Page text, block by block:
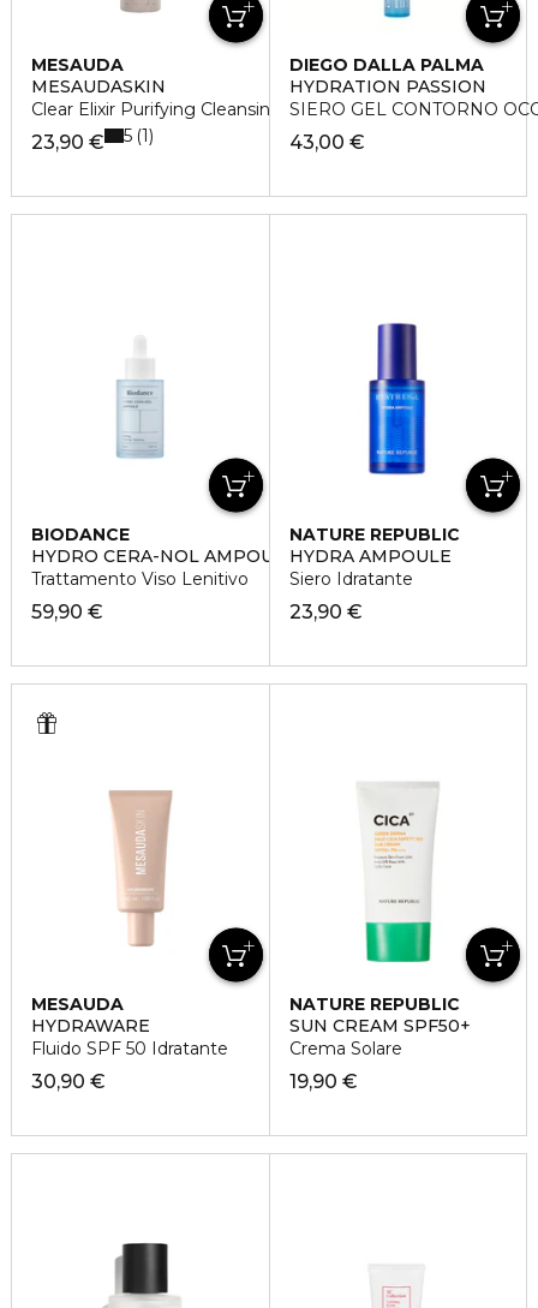
MESAUDA
MESAUDASKIN
Clear Elixir Purifying Cleansing Gel
23,90 € 5 1
DIEGO DALLA PALMA
HYDRATION PASSION
SIERO GEL CONTORNO
43,00 €
BIODANCE
HYDRO CERA-NOL AMPOULE
Trattamento Viso Lenitivo
59,90 €
NATURE REPUBLIC
HYDRA AMPOULE
Siero Idratante
23,90 €
MESAUDA
HYDRAWARE
Fluido SPF 50 Idratante
30,90 €
NATURE REPUBLIC
SUN CREAM SPF50+
Crema Solare
19,90 €